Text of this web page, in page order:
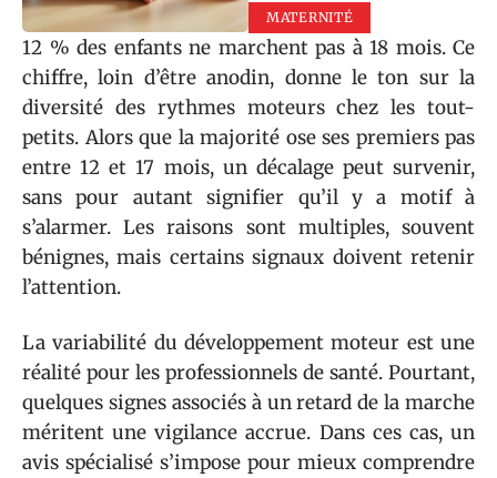
MATERNITÉ
12 % des enfants ne marchent pas à 18 mois. Ce
chiffre, loin d’être anodin, donne le ton sur la
diversité des rythmes moteurs chez les tout-
petits. Alors que la majorité ose ses premiers pas
entre 12 et 17 mois, un décalage peut survenir,
sans pour autant signifier qu’il y a motif à
s’alarmer. Les raisons sont multiples, souvent
bénignes, mais certains signaux doivent retenir
l’attention.
La variabilité du développement moteur est une
réalité pour les professionnels de santé. Pourtant,
quelques signes associés à un retard de la marche
méritent une vigilance accrue. Dans ces cas, un
avis spécialisé s’impose pour mieux comprendre